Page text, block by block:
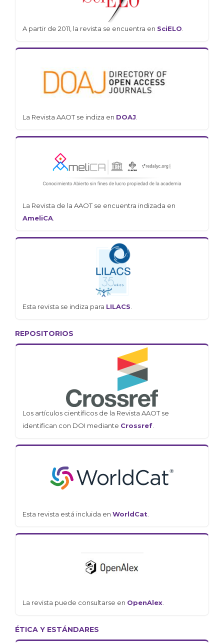
A partir de 2011, la revista se encuentra en SciELO
La Revista AAOT se indiza en DOAJ
La Revista de la AAOT se encuentra indizada en
AmeliCA
Esta revista se indiza para LILACS
REPOSITORIOS
Los artículos científicos de la Revista AAOT se
identifican con DOI mediante Crossref
Esta revista está incluida en WorldCat
La revista puede consultarse en OpenAlex
ÉTICA Y ESTÁNDARES